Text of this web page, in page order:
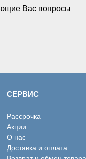
Вас вопросы
СЕРВИС
Рассрочка
Акции
О нас
Доставка и оплата